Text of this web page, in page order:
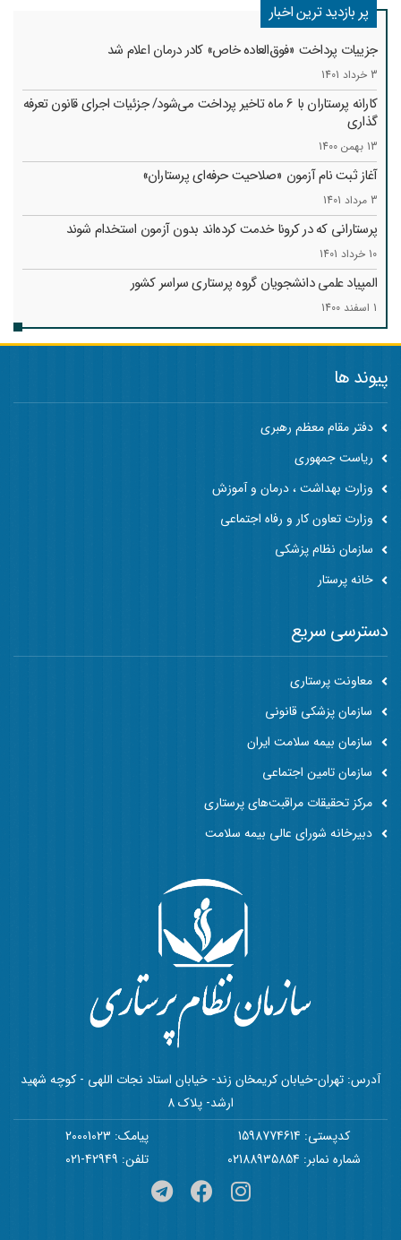
پر بازدید ترین اخبار
جزییات پرداخت «فوق‌العاده خاص» کادر درمان اعلام شد
3 خرداد 1401
کارانه‌ پرستاران با 6 ماه تاخیر پرداخت می‌شود/ جزئیات اجرای قانون تعرفه
گذاری
13 بهمن 1400
آغاز ثبت نام آزمون «صلاحیت حرفه‌ای پرستاران»
3 مرداد 1401
پرستارانی که در کرونا خدمت کرد‌ه‌اند بدون آزمون استخدام شوند
10 خرداد 1401
المپیاد علمی دانشجویان گروه پرستاری سراسر کشور
1 اسفند 1400
پیوند ها
دفتر مقام معظم رهبری
ریاست جمهوری
وزارت بهداشت ، درمان و آموزش
وزارت تعاون کار و رفاه اجتماعی
سازمان نظام پزشکی
خانه پرستار
آدرس: تهران-خیابان کریمخان زند- خیابان استاد نجات اللهی - کوچه شهید
ارشد- پلاک 8
کدپستی: 1598774614
پیامک: 20001023
شماره نمابر: 02188935854
تلفن: 42949-021
دسترسی سریع
معاونت پرستاری
سازمان پزشکی قانونی
سازمان بیمه سلامت ایران
سازمان تامین اجتماعی
مرکز تحقیقات مراقبت‌های پرستاری
دبیرخانه شورای عالی بیمه سلامت